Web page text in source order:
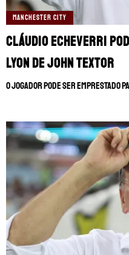
MANCHESTER CITY
Cláudio Echeverri
Lyon de John Textor
O jogador pode ser emprestado